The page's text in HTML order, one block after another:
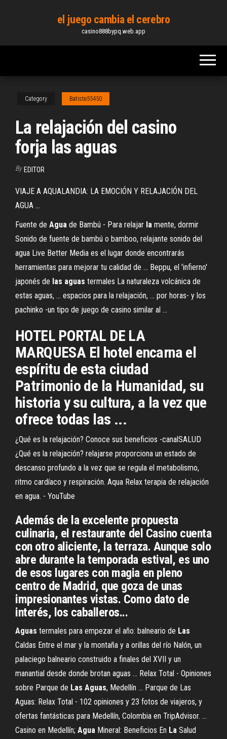
content
el juego cambia el cerebro
casino888bypq.web.app
Category Batiste55450
La relajación del casino
forja las aguas
By EDITOR
VIAJE A AQUALANDIA: LA EMOCIÓN Y RELAJACIÓN DEL
AGUA ...
Fuente de Agua de Bambú - Para relajar la mente, dormir
Sonido de fuente de bambú o bamboo, relajante sonido del
agua Live Better Media es el lugar donde encontrarás
herramientas para mejorar tu calidad de ... Beppu, el 'infierno'
japonés de las aguas termales La naturaleza volcánica de
estas aguas, ... espacios para la relajación, ... por horas- y los
pachinko -un tipo de juego de casino similar al ...
HOTEL PORTAL DE LA
MARQUESA El hotel encarna el
espíritu de esta ciudad
Patrimonio de la Humanidad, su
historia y su cultura, a la vez que
ofrece todas las ...
¿Qué es la relajación? Conoce sus beneficios -canalSALUD
¿Qué es la relajación? relajarse proporciona un estado de
descanso profundo a la vez que se regula el metabolismo,
ritmo cardíaco y respiración. Aqua Relax terapia de relajación
en agua. - YouTube
Además de la excelente propuesta
culinaria, el restaurante del Casino cuenta
con otro aliciente, la terraza. Aunque solo
abre durante la temporada estival, es uno
de esos lugares con magia en pleno
centro de Madrid, que goza de unas
impresionantes vistas. Como dato de
interés, los caballeros...
Aguas termales para empezar el año: balneario de Las
Caldas Entre el mar y la montaña y a orillas del río Nalón, un
palaciego balneario construido a finales del XVII y un
manantial desde donde brotan aguas ... Relax Total - Opiniones
sobre Parque de Las Aguas, Medellín ... Parque de Las
Aguas: Relax Total - 102 opiniones y 23 fotos de viajeros, y
ofertas fantásticas para Medellín, Colombia en TripAdvisor. ...
Casino en Medellín; Agua Mineral: Beneficios En La Salud